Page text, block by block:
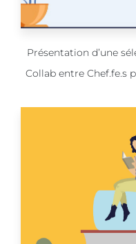
Présentation d’une
Collab entre Chef.fe.s